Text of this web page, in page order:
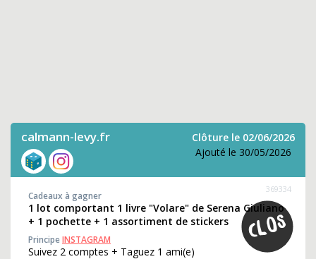
calmann-levy.fr
Clôture le 02/06/2026
Ajouté le 30/05/2026
369334
Cadeaux à gagner
1 lot comportant 1 livre "Volare" de Serena Giuliano
+ 1 pochette + 1 assortiment de stickers
PrincipeINSTAGRAM
Suivez 2 comptes + Taguez 1 ami(e)